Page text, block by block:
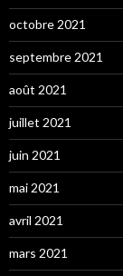
octobre 2021
septembre 2021
août 2021
juillet 2021
juin 2021
mai 2021
avril 2021
mars 2021